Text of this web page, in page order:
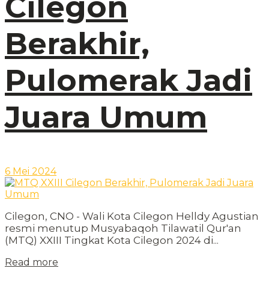
Berakhir,
Pulomerak Jadi
Juara Umum
6 Mei 2024
Cilegon, CNO - Wali Kota Cilegon Helldy Agustian
resmi menutup Musyabaqoh Tilawatil Qur'an
(MTQ) XXIII Tingkat Kota Cilegon 2024 di...
Read more